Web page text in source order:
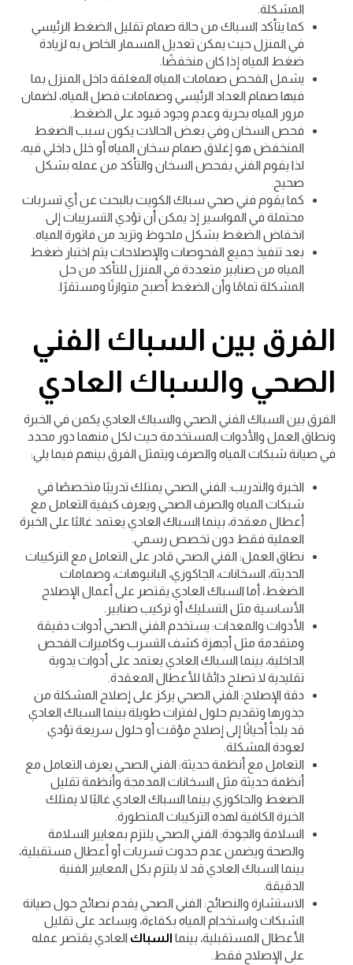
المشكلة.
كما يتأكد السباك من حالة صمام تقليل الضغط الرئيسي
في المنزل حيث يمكن تعديل المسمار الخاص به لزيادة
ضغط المياه إذا كان منخفضًا.
يشمل الفحص صمامات المياه المغلقة داخل المنزل بما
فيها صمام العداد الرئيسي وصمامات فصل المياه، لضمان
مرور المياه بحرية وعدم وجود قيود على الضغط.
فحص السخان وفي بعض الحالات يكون سبب الضغط
المنخفض هو إغلاق صمام سخان المياه أو خلل داخلي فيه،
لذا يقوم الفني بفحص السخان والتأكد من عمله بشكل
صحيح.
كما يقوم فني صحي سباك الكويت بالبحث عن أي تسربات
محتملة في المواسير إذ يمكن أن تؤدي التسريبات إلى
انخفاض الضغط بشكل ملحوظ وتزيد من فاتورة المياه.
بعد تنفيذ جميع الفحوصات والإصلاحات يتم اختبار ضغط
المياه من صنابير متعددة في المنزل للتأكد من حل
المشكلة تمامًا وأن الضغط أصبح متوازنًا ومستقرًا.
الفرق بين السباك الفني
الصحي والسباك العادي
الفرق بين السباك الفني الصحي والسباك العادي يكمن في الخبرة
ونطاق العمل والأدوات المستخدمة حيث لكل منهما دور محدد
في صيانة شبكات المياه والصرف ويتمثل الفرق بينهم فيما يلي:
الخبرة والتدريب: الفني الصحي يمتلك تدريبًا متخصصًا في
شبكات المياه والصرف الصحي ويعرف كيفية التعامل مع
أعطال معقدة، بينما السباك العادي يعتمد غالبًا على الخبرة
العملية فقط دون تخصص رسمي.
نطاق العمل: الفني الصحي قادر على التعامل مع التركيبات
الحديثة، السخانات، الجاكوزي، البانيوهات، وصمامات
الضغط، أما السباك العادي يقتصر على أعمال الإصلاح
الأساسية مثل التسليك أو تركيب صنابير.
الأدوات والمعدات: يستخدم الفني الصحي أدوات دقيقة
ومتقدمة مثل أجهزة كشف التسرب وكاميرات الفحص
الداخلية، بينما السباك العادي يعتمد على أدوات يدوية
تقليدية لا تصلح دائمًا للأعطال المعقدة.
دقة الإصلاح: الفني الصحي يركز على إصلاح المشكلة من
جذورها وتقديم حلول لفترات طويلة بينما السباك العادي
قد يلجأ أحيانًا إلى إصلاح مؤقت أو حلول سريعة تؤدي
لعودة المشكلة.
التعامل مع أنظمة حديثة: الفني الصحي يعرف التعامل مع
أنظمة حديثة مثل السخانات المدمجة وأنظمة تقليل
الضغط والجاكوزي بينما السباك العادي غالبًا لا يمتلك
الخبرة الكافية لهذه التركيبات المتطورة.
السلامة والجودة: الفني الصحي يلتزم بمعايير السلامة
والصحة ويضمن عدم حدوث تسربات أو أعطال مستقبلية،
بينما السباك العادي قد لا يلتزم بكل المعايير الفنية
الدقيقة.
الاستشارة والنصائح: الفني الصحي يقدم نصائح حول صيانة
الشبكات واستخدام المياه بكفاءة، ويساعد على تقليل
الأعطال المستقبلية، بينما السباك العادي يقتصر عمله
على الإصلاح فقط.